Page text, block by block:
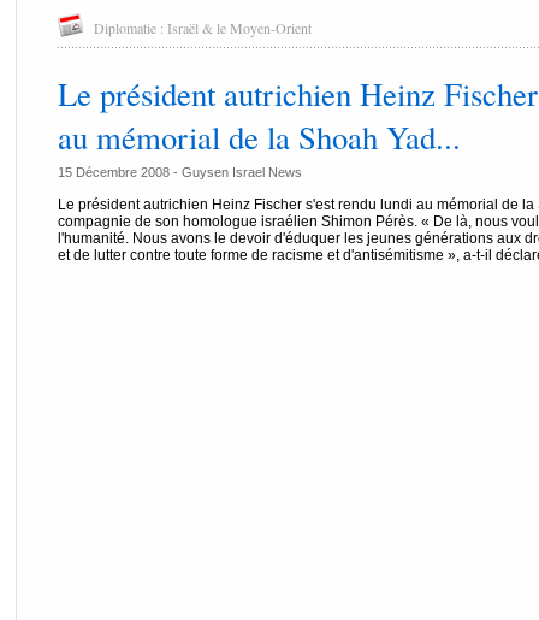
Diplomatie : Israël & le Moyen-Orient
Le président autrichien Heinz
au mémorial de la Shoah Yad...
15 Décembre 2008 - Guysen Israel News
Le président autrichien Heinz Fischer s'est rendu lundi au mémorial de
compagnie de son homologue israélien Shimon Pérès. « De là, nous
l'humanité. Nous avons le devoir d'éduquer les jeunes générations aux
et de lutter contre toute forme de racisme et d'antisémitisme », a-t-il